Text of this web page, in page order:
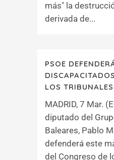
más" la
derivada de...
PSOE
LOS
MADRID, 7 Mar.
diputado del
Baleares, Pablo
defenderá este
del Congreso de